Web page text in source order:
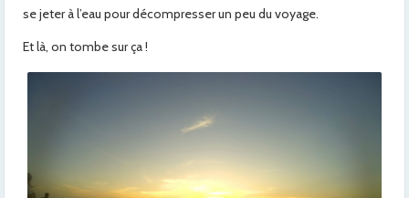
se jeter à l’eau pour décompresser un peu du voyage.
Et là, on tombe sur ça !